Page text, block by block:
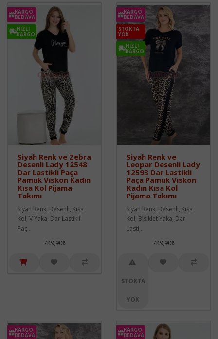
KARGO
BEDAVA
HIZLI
KARGO
Siyah Renk ve Zebra
Desenli Lady 12548
Dar Lastikli Paça
Pamuk Viskon Kadın
Kısa Kol Pijama
Takımı
Siyah Renk, Desenli, Kısa
Kol, V Yaka, Dar Lastikli
Paç..
749,90₺
KARGO
BEDAVA
STOKTA
YOK
HIZLI
KARGO
Siyah Renk ve
Leopar Desenli Lady
12593 Dar Lastikli
Paça Pamuk Viskon
Kadın Kısa Kol
Pijama Takımı
Siyah Renk, Desenli, Kısa
Kol, Bisiklet Yaka, Dar
Lasti..
749,90₺
STOKTA
YOK
KARGO
BEDAVA
KARGO
BEDAVA